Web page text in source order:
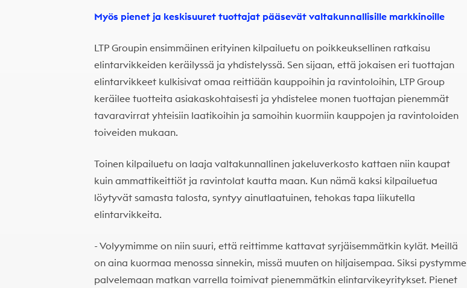
Myös pienet ja keskisuuret tuottajat pääsevät valtakunnallisille markkinoille
LTP Groupin ensimmäinen erityinen kilpailuetu on poikkeuksellinen ratkaisu
elintarvikkeiden keräilyssä ja yhdistelyssä. Sen sijaan, että jokaisen eri tuottajan
elintarvikkeet kulkisivat omaa reittiään kauppoihin ja ravintoloihin, LTP Group
keräilee tuotteita asiakaskohtaisesti ja yhdistelee monen tuottajan pienemmät
tavaravirrat yhteisiin laatikoihin ja samoihin kuormiin kauppojen ja ravintoloiden
toiveiden mukaan.
Toinen kilpailuetu on laaja valtakunnallinen jakeluverkosto kattaen niin kaupat
kuin ammattikeittiöt ja ravintolat kautta maan. Kun nämä kaksi kilpailuetua
löytyvät samasta talosta, syntyy ainutlaatuinen, tehokas tapa liikutella
elintarvikkeita.
- Volyymimme on niin suuri, että reittimme kattavat syrjäisemmätkin kylät. Meillä
on aina kuormaa menossa sinnekin, missä muuten on hiljaisempaa. Siksi pystymme
palvelemaan matkan varrella toimivat pienemmätkin elintarvikeyritykset. Pienet